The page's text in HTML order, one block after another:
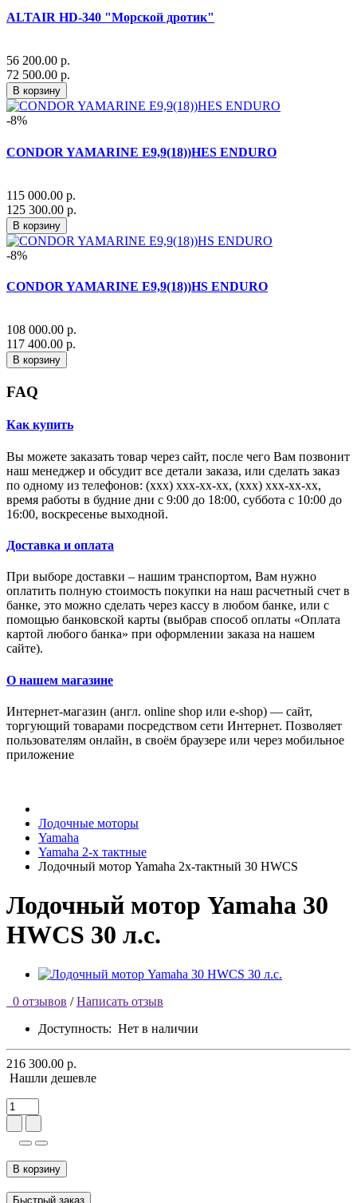
ALTAIR HD-340 "Морской дротик"
56 200.00 р.
72 500.00 р.
В корзину
-8%
CONDOR YAMARINE E9,9(18))HES ENDURO
115 000.00 р.
125 300.00 р.
В корзину
-8%
CONDOR YAMARINE E9,9(18))HS ENDURO
108 000.00 р.
117 400.00 р.
В корзину
FAQ
Как купить
Вы можете заказать товар через сайт, после чего Вам позвонит
наш менеджер и обсудит все детали заказа, или сделать заказ
по одному из телефонов: (xxx) xxx-xx-xx, (xxx) xxx-xx-xx,
время работы в будние дни с 9:00 до 18:00, суббота с 10:00 до
16:00, воскресенье выходной.
Доставка и оплата
При выборе доставки – нашим транспортом, Вам нужно
оплатить полную стоимость покупки на наш расчетный счет в
банке, это можно сделать через кассу в любом банке, или с
помощью банковской карты (выбрав способ оплаты «Оплата
картой любого банка» при оформлении заказа на нашем
сайте).
О нашем магазине
Интернет-магазин (англ. online shop или e-shop) — сайт,
торгующий товарами посредством сети Интернет. Позволяет
пользователям онлайн, в своём браузере или через мобильное
приложение
Лодочные моторы
Yamaha
Yamaha 2-х тактные
Лодочный мотор Yamaha 2х-тактный 30 HWCS
Лодочный мотор Yamaha 30
HWCS 30 л.с.
0 отзывов / Написать отзыв
Доступность: Нет в наличии
216 300.00 р.
Нашли дешевле
В корзину
Быстрый заказ